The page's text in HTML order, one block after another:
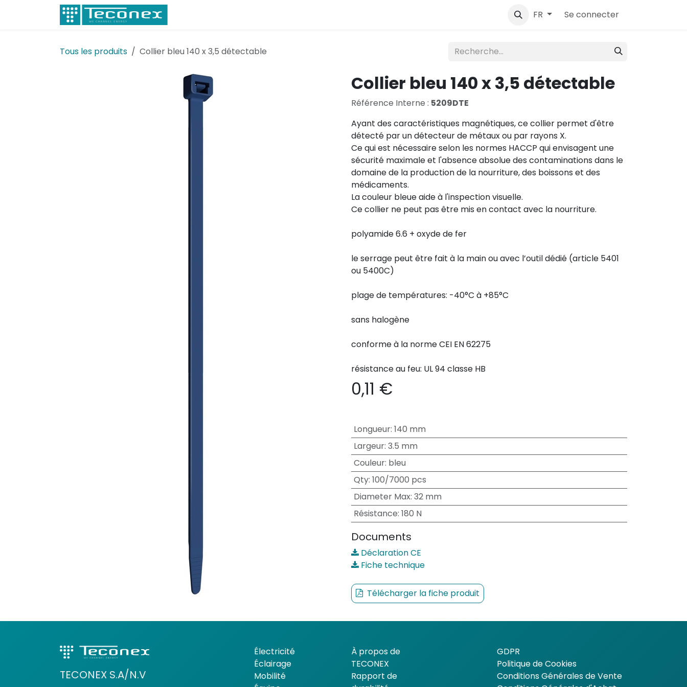
Se rendre au contenu
FR Se connecter
Tous les produits Collier bleu 140 x 3,5 détectable
Collier bleu 140 x 3,5 détectable
Référence Interne : 5209DTE
Ayant des caractéristiques magnétiques, ce collier permet d'être
détecté par un détecteur de métaux ou par rayons X.
Ce qui est nécessaire selon les normes HACCP qui envisagent une
sécurité maximale et l'absence absolue des contaminations dans le
domaine de la production de la nourriture, des boissons et des
médicaments.
La couleur bleue aide à l'inspection visuelle.
Ce collier ne peut pas être mis en contact avec la nourriture.
polyamide 6.6 + oxyde de fer
le serrage peut être fait à la main ou avec l’outil dédié (article 5401
ou 5400C)
plage de températures: -40°C à +85°C
sans halogène
conforme à la norme CEI EN 62275
résistance au feu: UL 94 classe HB
0,11 €
Longueur: 140 mm
Largeur: 3.5 mm
Couleur: bleu
Qty: 100/7000 pcs
Diameter Max: 32 mm
Résistance: 180 N
Documents
Déclaration CE
Fiche technique
Télécharger la fiche produit
TECONEX S.A/N.V
Électricité
Éclairage
Mobilité
À propos de
TECONEX
Rapport de
GDPR
Politique de Cookies
Conditions Générales de Vente